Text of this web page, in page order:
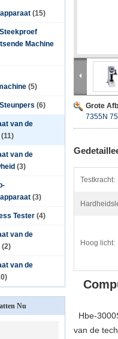
(15)
Machine
(5)
(6)
van de
(11)
van de
(3)
(3)
Tester (4)
van de
(2)
van de
Nu
Grote
7355N
Testkracht:
Hoog licht:
Hbe-
van de